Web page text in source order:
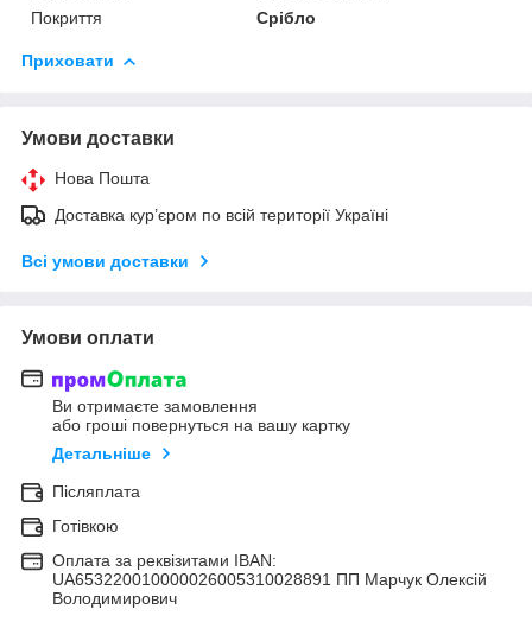
Покриття
Срібло
Приховати
Умови доставки
Нова Пошта
Доставка кур’єром по всій території Україні
Всі умови доставки
Умови оплати
Ви отримаєте замовлення
або гроші повернуться на вашу картку
Детальніше
Післяплата
Готівкою
Оплата за реквізитами IBAN:
UA653220010000026005310028891 ПП Марчук Олексій
Володимирович